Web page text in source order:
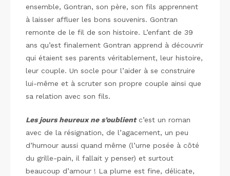
ensemble, Gontran, son père, son fils apprennent
à laisser affluer les bons souvenirs. Gontran
remonte de le fil de son histoire. L’enfant de 39
ans qu’est finalement Gontran apprend à découvrir
qui étaient ses parents véritablement, leur histoire,
leur couple. Un socle pour l’aider à se construire
lui-même et à scruter son propre couple ainsi que
sa relation avec son fils.
Les jours heureux ne s’oublientc’est un roman
avec de la résignation, de l’agacement, un peu
d’humour aussi quand même (l’urne posée à côté
du grille-pain, il fallait y penser) et surtout
beaucoup d’amour ! La plume est fine, délicate,